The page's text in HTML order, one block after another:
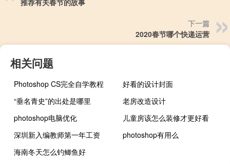
推荐有关春节的故事
下一篇
2020春节哪个快递运营
相关问题
Photoshop CS完全自学教程
好看的设计封面
“垂名青史”的出处是哪里
老房改造设计
photoshop电脑优化
儿童房该怎么装修才更好看
深圳新入编教师第一年工资
photoshop有用么
海南冬天怎么钓鲫鱼好